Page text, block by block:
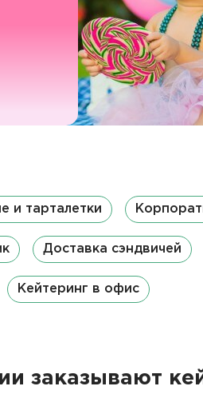
и тарталетки
Доставка сэндвичей
Кейтеринг в офис
заказывают